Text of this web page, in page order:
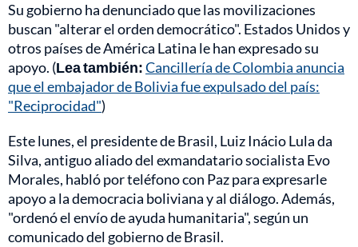
Su gobierno ha denunciado que las movilizaciones
buscan "alterar el orden democrático". Estados Unidos y
otros países de América Latina le han expresado su
apoyo. (Lea también:Cancillería de Colombia anuncia
que el embajador de Bolivia fue expulsado del país:
"Reciprocidad")
Este lunes, el presidente de Brasil, Luiz Inácio Lula da
Silva, antiguo aliado del exmandatario socialista Evo
Morales, habló por teléfono con Paz para expresarle
apoyo a la democracia boliviana y al diálogo. Además,
"ordenó el envío de ayuda humanitaria", según un
comunicado del gobierno de Brasil.